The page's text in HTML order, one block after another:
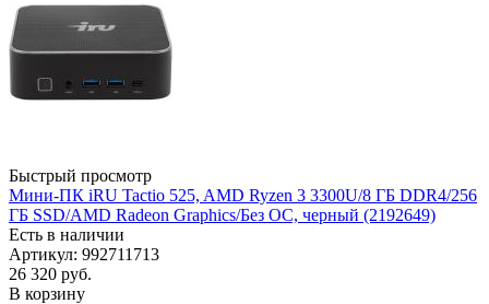
Быстрый просмотр
Мини-ПК iRU Tactio 525, AMD Ryzen 3 3300U/8 ГБ DDR4/256
ГБ SSD/AMD Radeon Graphics/Без ОС, черный (2192649)
Есть в наличии
Артикул: 992711713
26 320 руб.
В корзину